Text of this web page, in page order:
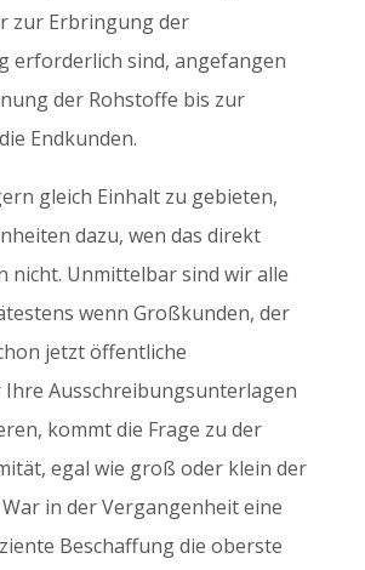
zur Erbringung der
erforderlich sind, angefangen
der Rohstoffe bis zur
Endkunden.
gleich Einhalt zu gebieten,
dazu, wen das direkt
nicht. Unmittelbar sind wir alle
wenn Großkunden, der
jetzt öffentliche
Ausschreibungsunterlagen
kommt die Frage zu der
egal wie groß oder klein der
in der Vergangenheit eine
Beschaffung die oberste